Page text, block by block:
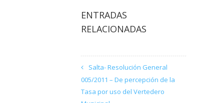
ENTRADAS
RELACIONADAS
Salta- Resolución General
005/2011 – De percepción de la
Tasa por uso del Vertedero